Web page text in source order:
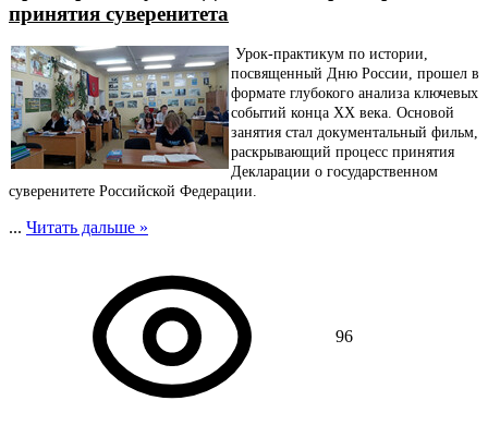
принятия суверенитета
Урок-практикум по истории,
посвященный Дню России, прошел в
формате глубокого анализа ключевых
событий конца XX века. Основой
занятия стал документальный фильм,
раскрывающий процесс принятия
Декларации о государственном
суверенитете Российской Федерации.
... Читать дальше »
96